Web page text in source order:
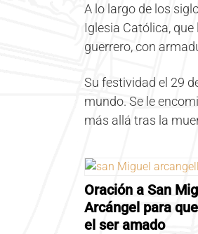
A lo largo de los
Iglesia Católica,
guerrero, con
Su festividad el 29
mundo. Se le
más allá tras la
Oración a San
Arcángel para
el ser amado